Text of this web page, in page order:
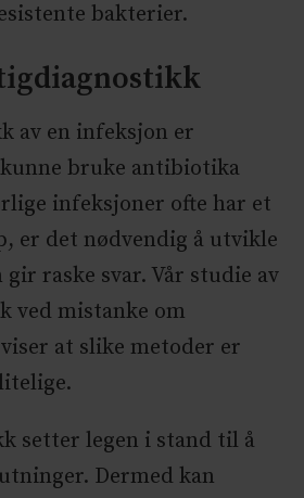
bakterier.
av en infeksjon er
bruke antibiotika
infeksjoner ofte har et
er det nødvendig å utvikle
raske svar. Vår studie av
ved mistanke om
at slike metoder er
setter legen i stand til å
Dermed kan